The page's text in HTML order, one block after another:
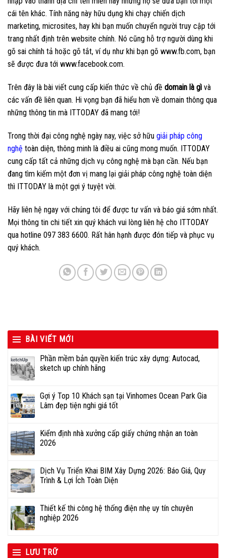
cái tên khác. Tính năng này hữu dụng khi chạy chiến dịch
marketing, microsites, hay khi bạn muốn chuyển người truy cập tới
trang nhất định trên website chính. Nó cũng hỗ trợ người dùng khi
gõ sai chính tả hoặc gõ tắt, ví dụ như khi bạn gõ www.fb.com, bạn
sẽ được đưa tới www.facebook.com.
Trên đây là bài viết cung cấp kiến thức về chủ đề domain là gì và
các vấn đề liên quan. Hi vọng bạn đã hiểu hơn về domain thông qua
những thông tin mà ITTODAY đã mang tới!
Trong thời đại công nghệ ngày nay, việc sở hữu giải pháp công
nghệ toàn diện, thông minh là điều ai cũng mong muốn. ITTODAY
cung cấp tất cả những dịch vụ công nghệ mà bạn cần. Nếu bạn
đang tìm kiếm một đơn vị mang lại giải pháp công nghệ toàn diện
thì ITTODAY là một gợi ý tuyệt vời.
Hãy liên hệ ngay với chúng tôi để được tư vấn và báo giá sớm nhất.
Mọi thông tin chi tiết xin quý khách vui lòng liên hệ cho ITTODAY
qua hotline 097 383 6600. Rất hân hạnh được đón tiếp và phục vụ
quý khách.
BÀI VIẾT MỚI
Phần mềm bản quyền kiến trúc xây dựng: Autocad,
sketch up chính hãng
Gợi ý Top 10 Khách sạn tại Vinhomes Ocean Park Gia
Lâm đẹp tiện nghi giá tốt
Kiểm định nhà xưởng cấp giấy chứng nhận an toàn
2026
Dịch Vụ Triển Khai BIM Xây Dựng 2026: Báo Giá, Quy
Trình & Lợi Ích Toàn Diện
Thiết kế thi công hệ thống điện nhẹ uy tín chuyên
nghiệp 2026
LƯU TRỮ